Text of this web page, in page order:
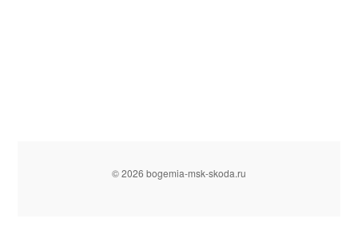
© 2026 bogemia-msk-skoda.ru